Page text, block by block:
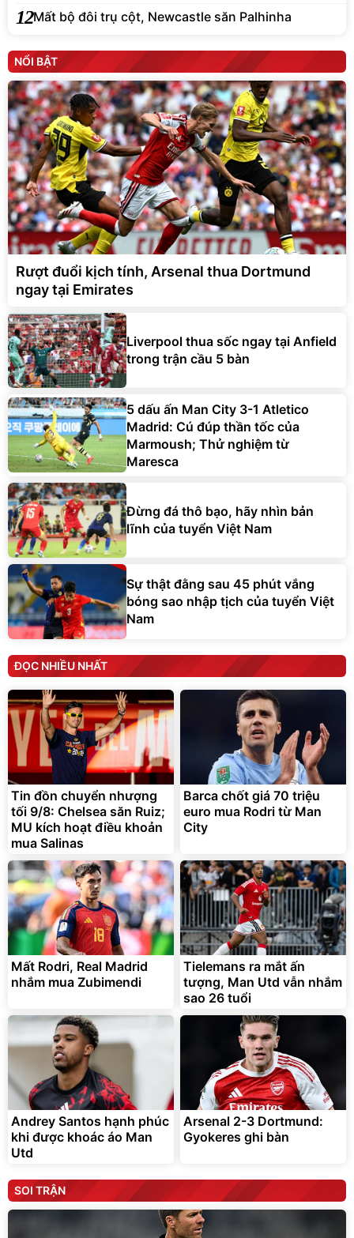
12Mất bộ đôi trụ cột, Newcastle săn Palhinha
NỔI BẬT
Rượt đuổi kịch tính, Arsenal thua Dortmund
ngay tại Emirates
Liverpool thua sốc ngay tại Anfield
trong trận cầu 5 bàn
5 dấu ấn Man City 3-1 Atletico
Madrid: Cú đúp thần tốc của
Marmoush; Thử nghiệm từ
Maresca
Đừng đá thô bạo, hãy nhìn bản
lĩnh của tuyển Việt Nam
Sự thật đằng sau 45 phút vắng
bóng sao nhập tịch của tuyển Việt
Nam
ĐỌC NHIỀU NHẤT
Tin đồn chuyển nhượng
tối 9/8: Chelsea săn Ruiz;
MU kích hoạt điều khoản
mua Salinas
Barca chốt giá 70 triệu
euro mua Rodri từ Man
City
Mất Rodri, Real Madrid
nhắm mua Zubimendi
Tielemans ra mắt ấn
tượng, Man Utd vẫn nhắm
sao 26 tuổi
Andrey Santos hạnh phúc
khi được khoác áo Man
Utd
Arsenal 2-3 Dortmund:
Gyokeres ghi bàn
SOI TRẬN